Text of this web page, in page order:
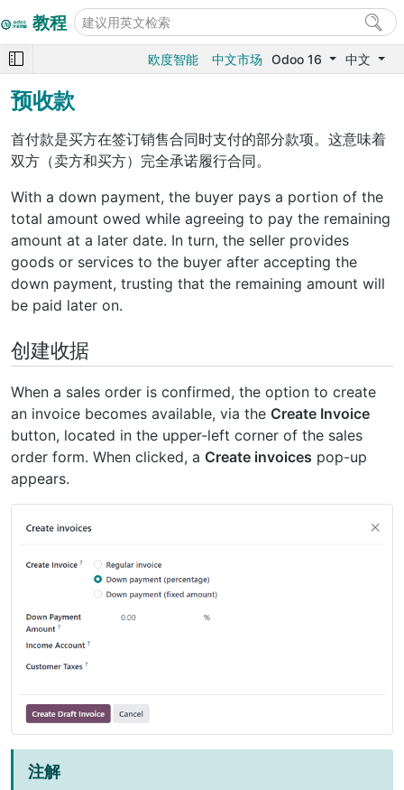
教程
欧度智能 中文市场 Odoo 16 中文
预收款
首付款是买方在签订销售合同时支付的部分款项。这意味着
双方（卖方和买方）完全承诺履行合同。
With a down payment, the buyer pays a portion of the
total amount owed while agreeing to pay the remaining
amount at a later date. In turn, the seller provides
goods or services to the buyer after accepting the
down payment, trusting that the remaining amount will
be paid later on.
创建收据
When a sales order is confirmed, the option to create
an invoice becomes available, via the Create Invoice
button, located in the upper-left corner of the sales
order form. When clicked, a Create invoices pop-up
appears.
注解